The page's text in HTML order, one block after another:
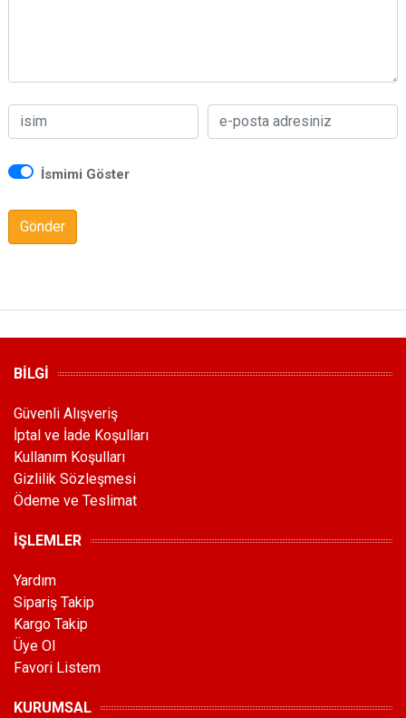
İsmimi Göster
Gönder
BİLGİ
Güvenli Alışveriş
İptal ve İade Koşulları
Kullanım Koşulları
Gizlilik Sözleşmesi
Ödeme ve Teslimat
İŞLEMLER
Yardım
Sipariş Takip
Kargo Takip
Üye Ol
Favori Listem
KURUMSAL